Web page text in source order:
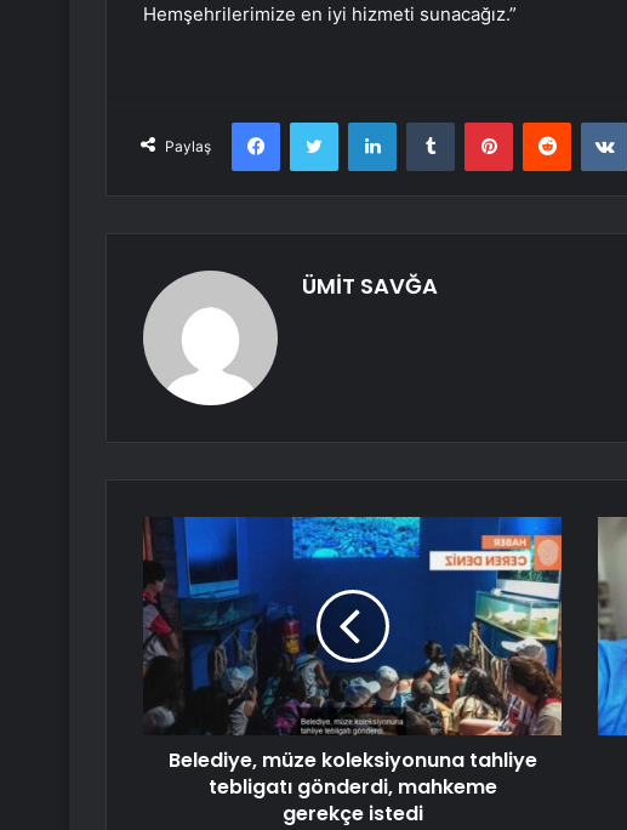
Hemşehrilerimize en iyi hizmeti sunacağız.”
Paylaş
FacebookTwitter LinkedInTumblr PinterestReddit
ÜMİT SAVĞA
Belediye, müze koleksiyonuna tahliye
tebligatı gönderdi, mahkeme
gerekçe istedi